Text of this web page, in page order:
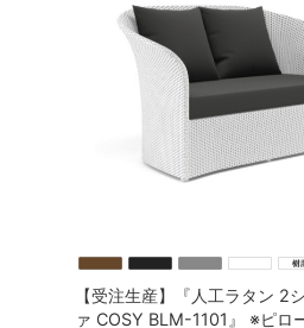
【受注生産】『人工ラタン 2
ァ COSY BLM-1101』 ※ピロ